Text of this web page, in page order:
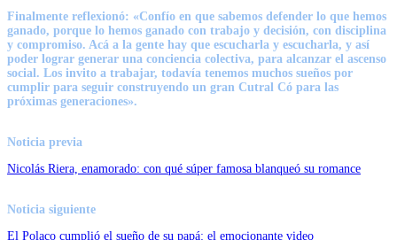
Finalmente reflexionó: «Confío en que sabemos defender lo que hemos
ganado, porque lo hemos ganado con trabajo y decisión, con disciplina
y compromiso. Acá a la gente hay que escucharla y escucharla, y así
poder lograr generar una conciencia colectiva, para alcanzar el ascenso
social. Los invito a trabajar, todavía tenemos muchos sueños por
cumplir para seguir construyendo un gran Cutral Có para las
próximas generaciones».
Noticia previa
Nicolás Riera, enamorado: con qué súper famosa blanqueó su romance
Noticia siguiente
El Polaco cumplió el sueño de su papá: el emocionante video